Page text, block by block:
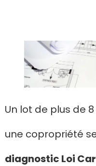
Un lot de plus de
une copropriété
diagnostic Loi